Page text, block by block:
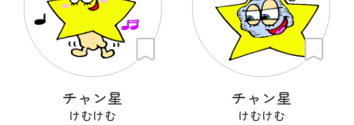
チャン星
けむけむ
チャン星
けむけむ